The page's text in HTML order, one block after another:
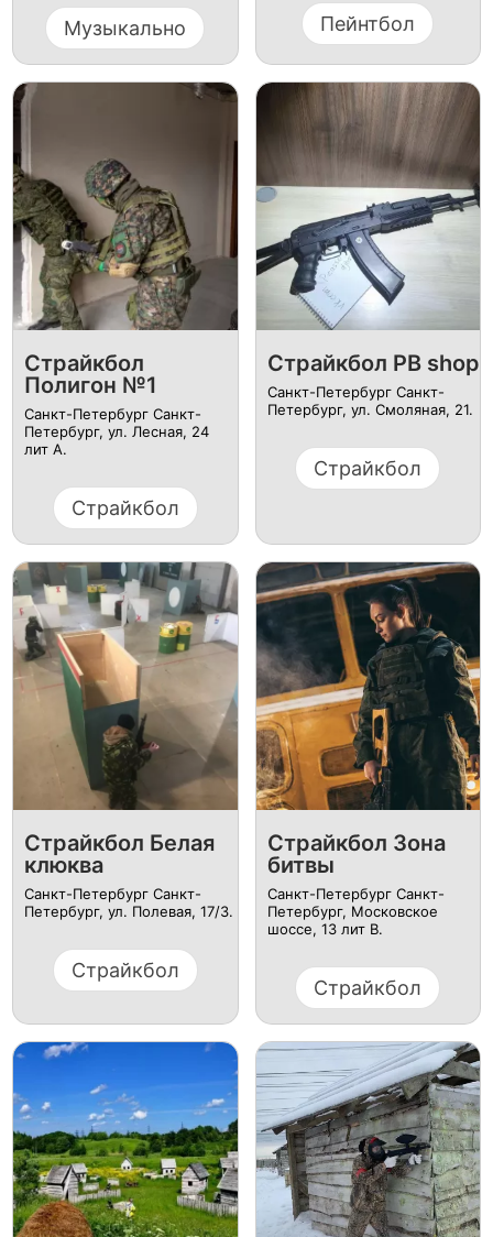
Музыкально Пейнтбол
Страйкбол
Полигон №1
Санкт-Петербург Санкт-
Петербург, ул. ​Лесная, 24
лит А.
Страйкбол
Страйкбол PB shop
Санкт-Петербург Санкт-
Петербург, ул. Смоляная, 21.
Страйкбол
Страйкбол Белая
клюква
Санкт-Петербург Санкт-
Петербург, ул. ​Полевая, 17/3.
Страйкбол
Страйкбол Зона
битвы
Санкт-Петербург Санкт-
Петербург, ​Московское
шоссе, 13 лит В.
Страйкбол